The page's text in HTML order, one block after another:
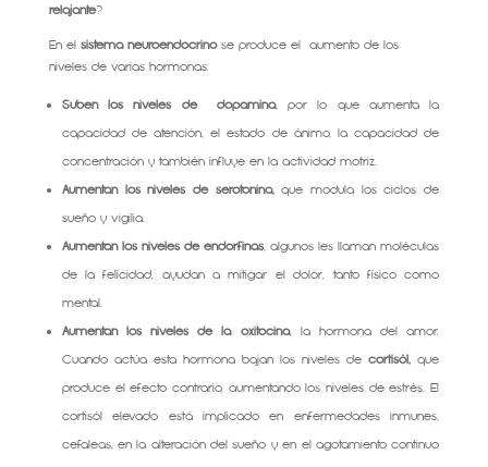
relajante?
En elsistema neuroendocrinose produce el aumento de los
niveles de varias hormonas:
Suben los niveles de dopamina, por lo que aumenta la
capacidad de atención, el estado de ánimo, la capacidad de
concentración y también influye en la actividad motriz.
Aumentan los niveles de serotonina,que modula los ciclos de
sueño y vigilia.
Aumentan los niveles de endorfinas, algunos les llaman moléculas
de la felicidad, ayudan a mitigar el dolor, tanto físico como
mental.
Aumentan los niveles de la oxitocina, la hormona del amor.
Cuando actúa esta hormona bajan los niveles decortisól,que
produce el efecto contrario, aumentando los niveles de estrés. El
cortisól elevado está implicado en enfermedades inmunes,
cefaleas, en la alteración del sueño y en el agotamiento continuo